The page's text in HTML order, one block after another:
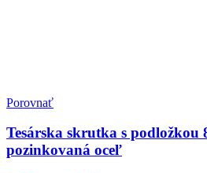
Porovnať
Tesárska skrutka s podložkou
pozinkovaná oceľ